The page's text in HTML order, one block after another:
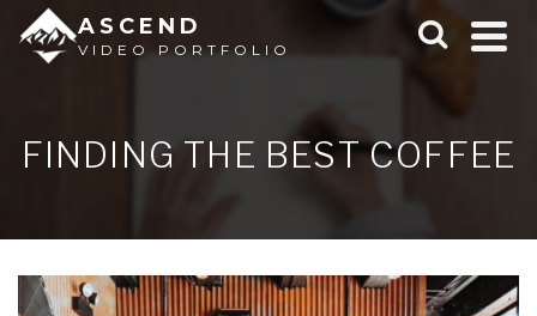
ASCEND
VIDEO PORTFOLIO
FINDING THE BEST COFFEE